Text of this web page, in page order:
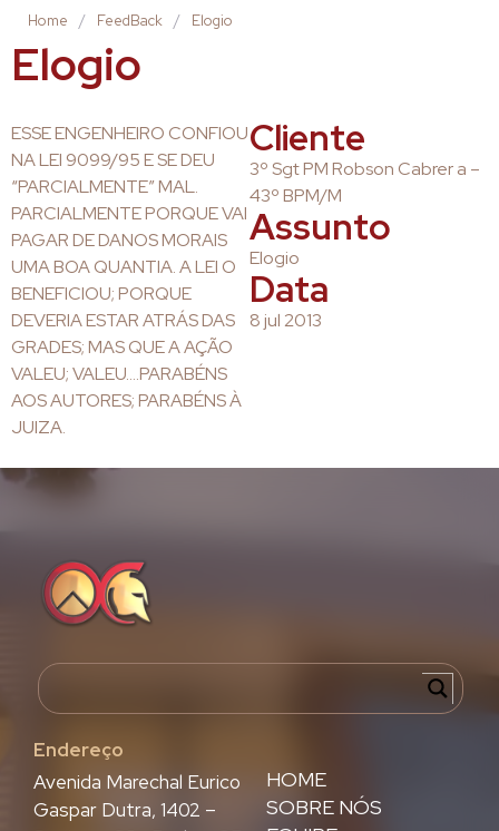
Home / FeedBack / Elogio
Elogio
ESSE ENGENHEIRO CONFIOU
NA LEI 9099/95 E SE DEU
“PARCIALMENTE” MAL.
PARCIALMENTE PORQUE VAI
PAGAR DE DANOS MORAIS
UMA BOA QUANTIA. A LEI O
BENEFICIOU; PORQUE
DEVERIA ESTAR ATRÁS DAS
GRADES; MAS QUE A AÇÃO
VALEU; VALEU….PARABÉNS
AOS AUTORES; PARABÉNS À
JUIZA.
Cliente
3º Sgt PM Robson Cabrer a –
43º BPM/M
Assunto
Elogio
Data
8 jul 2013
Endereço
HOME
SOBRE NÓS
Avenida Marechal Eurico
Gaspar Dutra, 1402 –